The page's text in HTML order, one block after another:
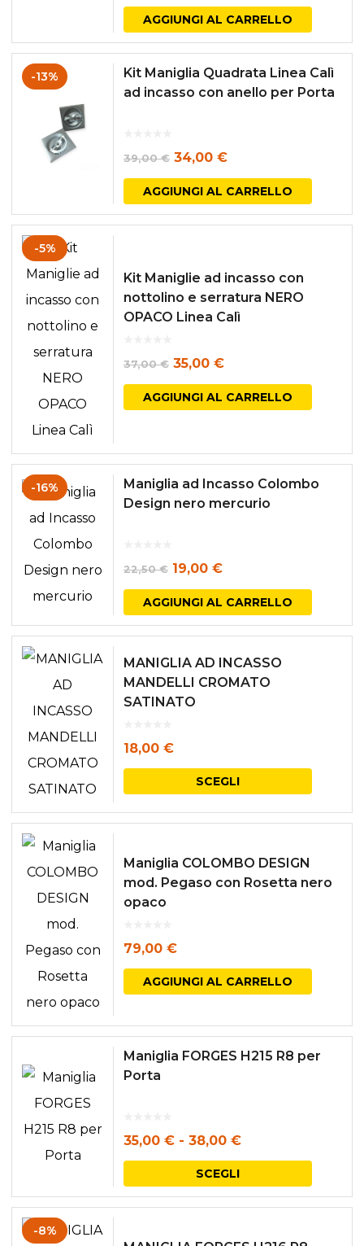
prezzo
originale
era:
40,00 €.
prezzo
attuale
32,00 €.
AGGIUNGI AL CARRELLO
-13%
Kit Maniglia Quadrata Linea Calì
ad incasso con anello per Porta
39,00€ Il
prezzo
originale
34,00 €Il
prezzo
attuale
AGGIUNGI AL CARRELLO
-5%
Kit Maniglie ad incasso con
nottolino e serratura NERO
OPACO Linea Calì
37,00€ Il
prezzo
originale
37,00 €.
35,00 €Il
prezzo
attuale
35,00 €.
AGGIUNGI AL CARRELLO
-16%
Maniglia ad Incasso Colombo
Design nero mercurio
22,50€ Il
prezzo
originale
22,50 €.
19,00 €Il
prezzo
attuale
19,00 €.
AGGIUNGI AL CARRELLO
MANIGLIA AD INCASSO
MANDELLI CROMATO
SATINATO
18,00 €
SCEGLI
Questo
ha
varianti.
nella
pagina
Maniglia COLOMBO DESIGN
mod. Pegaso con Rosetta nero
opaco
79,00 €
AGGIUNGI AL CARRELLO
Maniglia FORGES H215 R8 per
Porta
35,00 € - 38,00 €Fascia
di
prezzo:
SCEGLI
Questo
-8%